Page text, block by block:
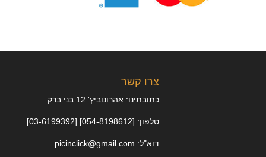
צרו קשר
כתובתינו: אהרונוביץ' 12 בני ברק
טלפון: [054-8198612] [03-6199392]
דוא"ל: picinclick@gmail.com